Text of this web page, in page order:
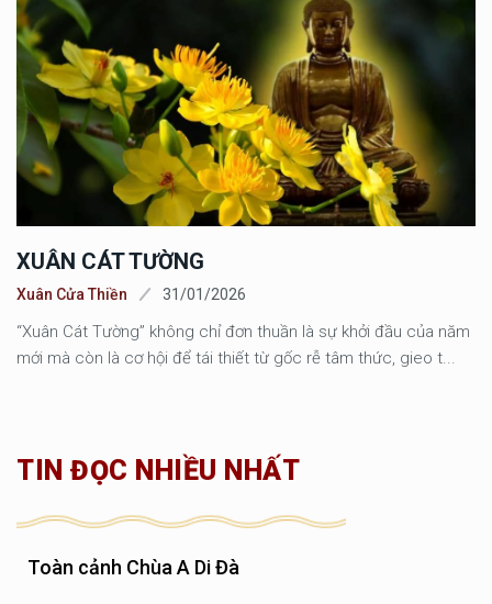
XUÂN CÁT TƯỜNG
Xuân Cửa Thiền 31/01/2026
“Xuân Cát Tường” không chỉ đơn thuần là sự khởi đầu của năm
mới mà còn là cơ hội để tái thiết từ gốc rễ tâm thức, gieo t...
TIN ĐỌC NHIỀU NHẤT
Toàn cảnh Chùa A Di Đà